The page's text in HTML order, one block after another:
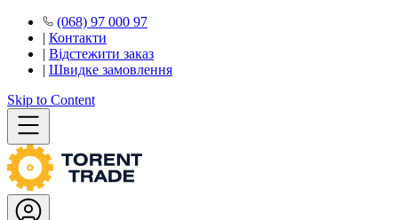
(068) 97 000 97
| Контакти
| Відстежити заказ
| Швидке замовлення
Skip to Content